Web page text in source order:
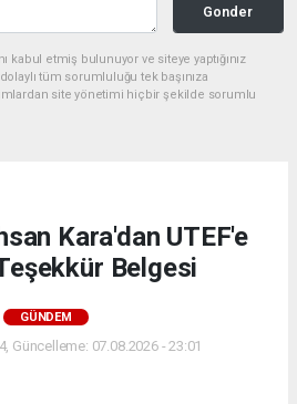
Gonder
kabul etmiş bulunuyor ve siteye yaptığınız
tüm sorumluluğu tek başınıza
site yönetimi hiçbir şekilde sorumlu
Kara'dan UTEF'e
Belgesi
GÜNDEM
Güncelleme: 07.08.2026 - 23:01